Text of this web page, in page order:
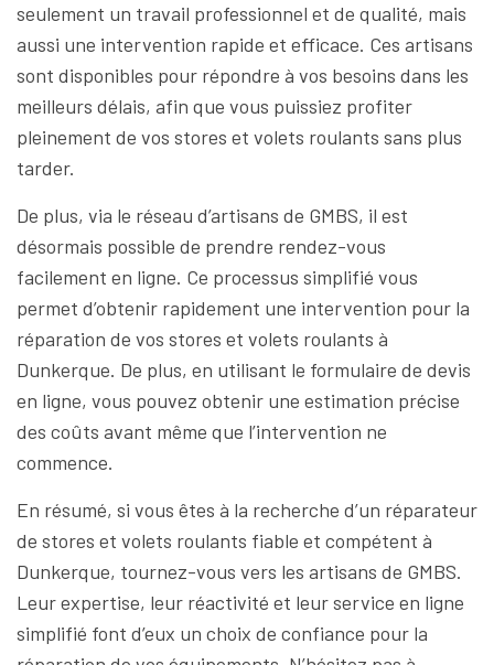
seulement un travail professionnel et de qualité, mais
aussi une intervention rapide et efficace. Ces artisans
sont disponibles pour répondre à vos besoins dans les
meilleurs délais, afin que vous puissiez profiter
pleinement de vos stores et volets roulants sans plus
tarder.
De plus, via le réseau d’artisans de GMBS, il est
désormais possible de prendre rendez-vous
facilement en ligne. Ce processus simplifié vous
permet d’obtenir rapidement une intervention pour la
réparation de vos stores et volets roulants à
Dunkerque. De plus, en utilisant le formulaire de devis
en ligne, vous pouvez obtenir une estimation précise
des coûts avant même que l’intervention ne
commence.
En résumé, si vous êtes à la recherche d’un réparateur
de stores et volets roulants fiable et compétent à
Dunkerque, tournez-vous vers les artisans de GMBS.
Leur expertise, leur réactivité et leur service en ligne
simplifié font d’eux un choix de confiance pour la